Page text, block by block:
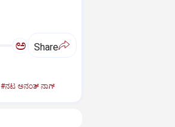
ಅ Share
#ನಟ ಅನಂತ್‌ ನಾಗ್‌